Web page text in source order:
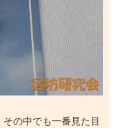
の中でも一番見た目